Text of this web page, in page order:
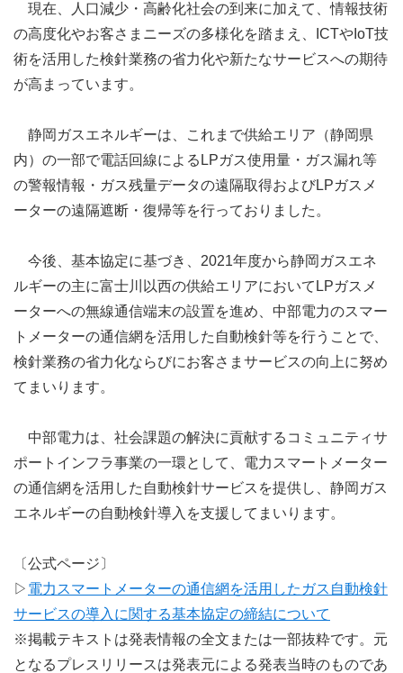
現在、人口減少・高齢化社会の到来に加えて、情報技術
の高度化やお客さまニーズの多様化を踏まえ、ICTやIoT技
術を活用した検針業務の省力化や新たなサービスへの期待
が高まっています。
静岡ガスエネルギーは、これまで供給エリア（静岡県
内）の一部で電話回線によるLPガス使用量・ガス漏れ等
の警報情報・ガス残量データの遠隔取得およびLPガスメ
ーターの遠隔遮断・復帰等を行っておりました。
今後、基本協定に基づき、2021年度から静岡ガスエネ
ルギーの主に富士川以西の供給エリアにおいてLPガスメ
ーターへの無線通信端末の設置を進め、中部電力のスマー
トメーターの通信網を活用した自動検針等を行うことで、
検針業務の省力化ならびにお客さまサービスの向上に努め
てまいります。
中部電力は、社会課題の解決に貢献するコミュニティサ
ポートインフラ事業の一環として、電力スマートメーター
の通信網を活用した自動検針サービスを提供し、静岡ガス
エネルギーの自動検針導入を支援してまいります。
〔公式ページ〕
▷ 電力スマートメーターの通信網を活用したガス自動検針
サービスの導入に関する基本協定の締結について
※掲載テキストは発表情報の全文または一部抜粋です。元
となるプレスリリースは発表元による発表当時のものであ